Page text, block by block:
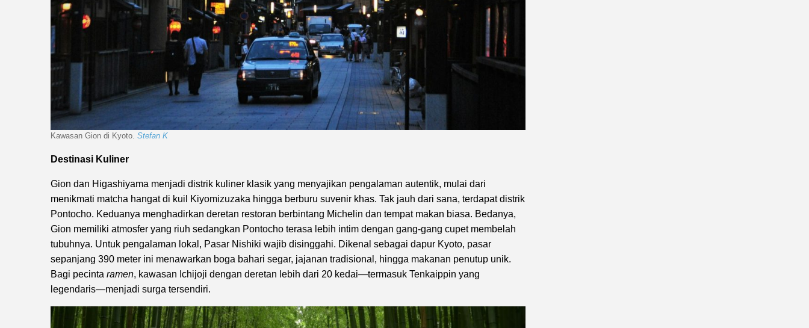
Kawasan Gion di Kyoto. Stefan K
Destinasi Kuliner
Gion dan Higashiyama menjadi distrik kuliner klasik yang menyajikan pengalaman autentik, mulai dari
menikmati matcha hangat di kuil Kiyomizuzaka hingga berburu suvenir khas. Tak jauh dari sana, terdapat distrik
Pontocho. Keduanya menghadirkan deretan restoran berbintang Michelin dan tempat makan biasa. Bedanya,
Gion memiliki atmosfer yang riuh sedangkan Pontocho terasa lebih intim dengan gang-gang cupet membelah
tubuhnya. Untuk pengalaman lokal, Pasar Nishiki wajib disinggahi. Dikenal sebagai dapur Kyoto, pasar
sepanjang 390 meter ini menawarkan boga bahari segar, jajanan tradisional, hingga makanan penutup unik.
Bagi pecinta ramen, kawasan Ichijoji dengan deretan lebih dari 20 kedai—termasuk Tenkaippin yang
legendaris—menjadi surga tersendiri.